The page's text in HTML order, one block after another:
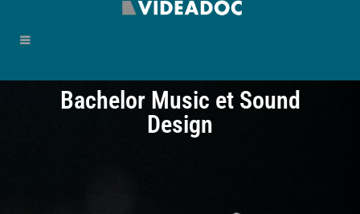
Bachelor Music et Sound
Design